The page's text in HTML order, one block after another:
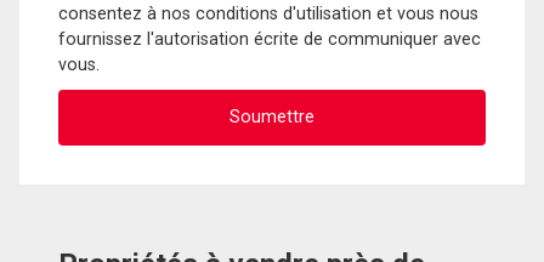
consentez à nos conditions d'utilisation et vous nous
fournissez l'autorisation écrite de communiquer avec
vous.